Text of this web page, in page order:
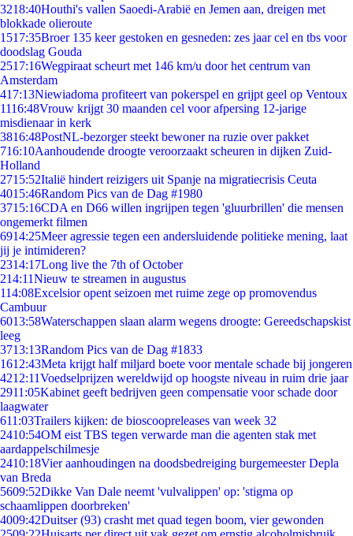
3218:40Houthi's vallen Saoedi-Arabië en Jemen aan, dreigen met
blokkade olieroute
1517:35Broer 135 keer gestoken en gesneden: zes jaar cel en tbs voor
doodslag Gouda
2517:16Wegpiraat scheurt met 146 km/u door het centrum van
Amsterdam
417:13Niewiadoma profiteert van pokerspel en grijpt geel op Ventoux
1116:48Vrouw krijgt 30 maanden cel voor afpersing 12-jarige
misdienaar in kerk
3816:48PostNL-bezorger steekt bewoner na ruzie over pakket
716:10Aanhoudende droogte veroorzaakt scheuren in dijken Zuid-
Holland
2715:52Italië hindert reizigers uit Spanje na migratiecrisis Ceuta
4015:46Random Pics van de Dag #1980
3715:16CDA en D66 willen ingrijpen tegen 'gluurbrillen' die mensen
ongemerkt filmen
6914:25Meer agressie tegen een andersluidende politieke mening, laat
jij je intimideren?
2314:17Long live the 7th of October
214:11Nieuw te streamen in augustus
114:08Excelsior opent seizoen met ruime zege op promovendus
Cambuur
6013:58Waterschappen slaan alarm wegens droogte: Gereedschapskist
leeg
3713:13Random Pics van de Dag #1833
1612:43Meta krijgt half miljard boete voor mentale schade bij jongeren
4212:11Voedselprijzen wereldwijd op hoogste niveau in ruim drie jaar
2911:05Kabinet geeft bedrijven geen compensatie voor schade door
laagwater
611:03Trailers kijken: de bioscoopreleases van week 32
2410:54OM eist TBS tegen verwarde man die agenten stak met
aardappelschilmesje
2410:18Vier aanhoudingen na doodsbedreiging burgemeester Depla
van Breda
5609:52Dikke Van Dale neemt 'vulvalippen' op: 'stigma op
schaamlippen doorbreken'
4009:42Duitser (93) crasht met quad tegen boom, vier gewonden